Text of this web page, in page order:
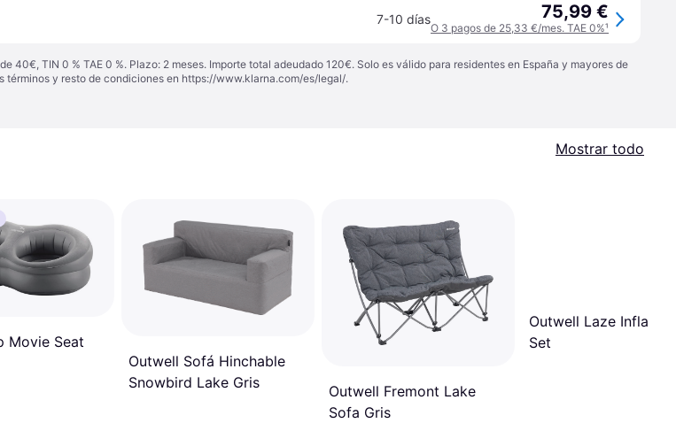
7-10 días 75,99 €
O 3 pagos de 25,33 €/mes. TAE 0%¹
TIN 0 % TAE 0 %. Plazo: 2 meses. Importe total adeudado 120€. Solo es válido para residentes en España y mayores de
términos y resto de condiciones en https://www.klarna.com/es/legal/.
Mostrar todo
Movie Seat
Outwell Sofá Hinchable
Snowbird Lake Gris
Outwell Fremont Lake
Sofa Gris
Outwell Laze
Set